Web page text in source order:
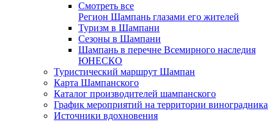
Смотреть все
Регион Шампань глазами его жителей
Туризм в Шампани
Сезоны в Шампани
Шампань в перечне Всемирного наследия
ЮНЕСКО
Туристический маршрут Шампан
Карта Шампанского
Каталог производителей шампанского
График мероприятий на территории виноградника
Источники вдохновения